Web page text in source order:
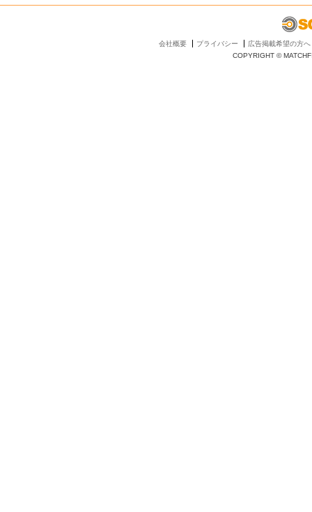
会社概要 プライバシー
広告掲載希望の方へ
COPYRIGHT ©